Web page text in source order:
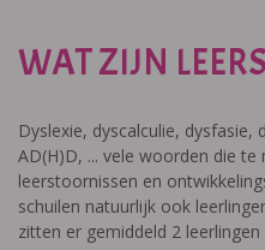
WAT ZIJN
Dyslexie, dyscalculie, dysfasie,
AD(H)D, ... vele woorden die
leerstoornissen en
schuilen natuurlijk ook
zitten er gemiddeld 2